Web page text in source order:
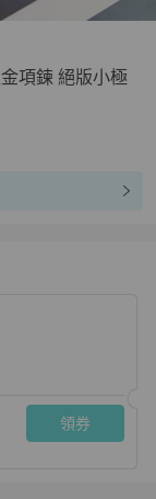
項鍊 絕版小極
領券